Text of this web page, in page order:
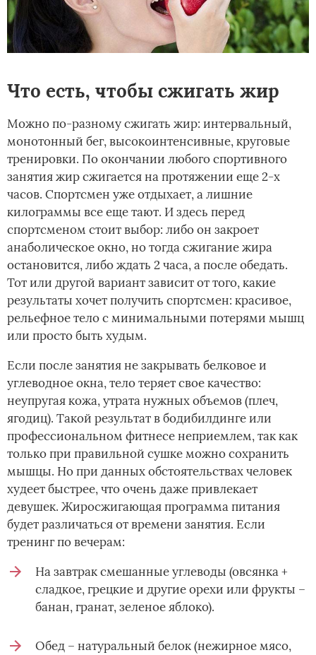
Что есть, чтобы сжигать жир
Можно по-разному сжигать жир: интервальный,
монотонный бег, высокоинтенсивные, круговые
тренировки. По окончании любого спортивного
занятия жир сжигается на протяжении еще 2-х
часов. Спортсмен уже отдыхает, а лишние
килограммы все еще тают. И здесь перед
спортсменом стоит выбор: либо он закроет
анаболическое окно, но тогда сжигание жира
остановится, либо ждать 2 часа, а после обедать.
Тот или другой вариант зависит от того, какие
результаты хочет получить спортсмен: красивое,
рельефное тело с минимальными потерями мышц
или просто быть худым.
Если после занятия не закрывать белковое и
углеводное окна, тело теряет свое качество:
неупругая кожа, утрата нужных объемов (плеч,
ягодиц). Такой результат в бодибилдинге или
профессиональном фитнесе неприемлем, так как
только при правильной сушке можно сохранить
мышцы. Но при данных обстоятельствах человек
худеет быстрее, что очень даже привлекает
девушек. Жиросжигающая программа питания
будет различаться от времени занятия. Если
тренинг по вечерам:
На завтрак смешанные углеводы (овсянка +
сладкое, грецкие и другие орехи или фрукты –
банан, гранат, зеленое яблоко).
Обед – натуральный белок (нежирное мясо,